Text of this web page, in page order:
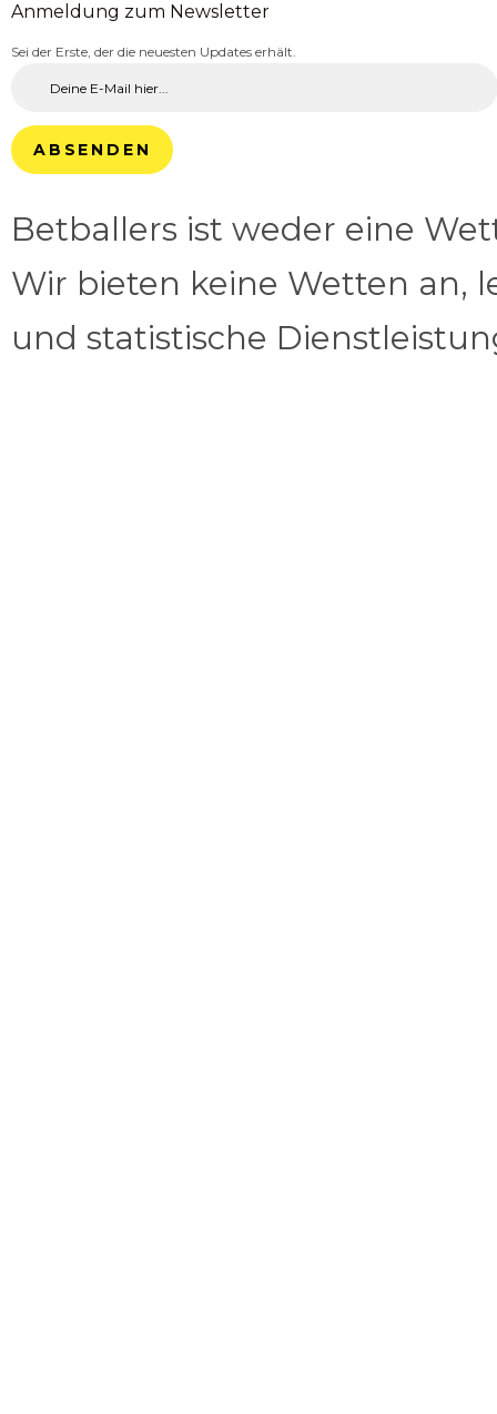
Anmeldung zum Newsletter
Sei der Erste, der die neuesten Updates erhält.
ABSENDEN
Betballers ist weder eine
Wir bieten keine Wetten an,
und statistische